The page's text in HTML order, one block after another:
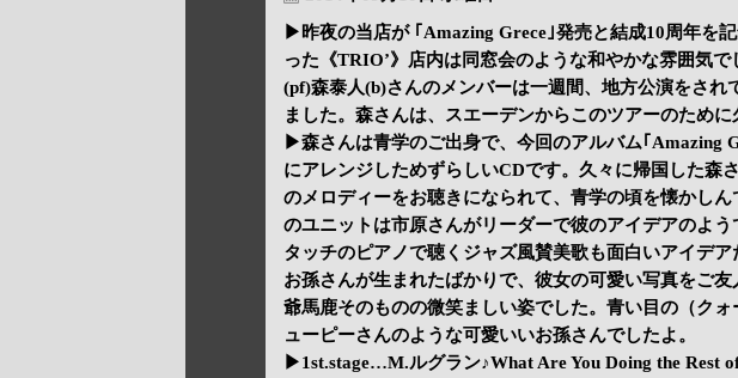
▶昨夜の当店が ｢Amazing Grece｣発売と結成10周年を
った《TRIO’》店内は同窓会のような和やかな雰囲気で
(pf)森泰人(b)さんのメンバーは一週間、地方公演をされ
ました。森さんは、スエーデンからこのツアーのために
▶森さんは青学のご出身で、今回のアルバム｢Amazing
にアレンジしためずらしいCDです。久々に帰国した森
のメロディーをお聴きになられて、青学の頃を懐かしん
のユニットは市原さんがリーダーで彼のアイデアのよ
タッチのピアノで聴くジャズ風賛美歌も面白いアイデ
お孫さんが生まれたばかりで、彼女の可愛い写真をご友
爺馬鹿そのものの微笑ましい姿でした。青い目の（ク
ューピーさんのような可愛いいお孫さんでしたよ。
▶1st.stage…M.ルグラン♪What Are You Doing the Rest